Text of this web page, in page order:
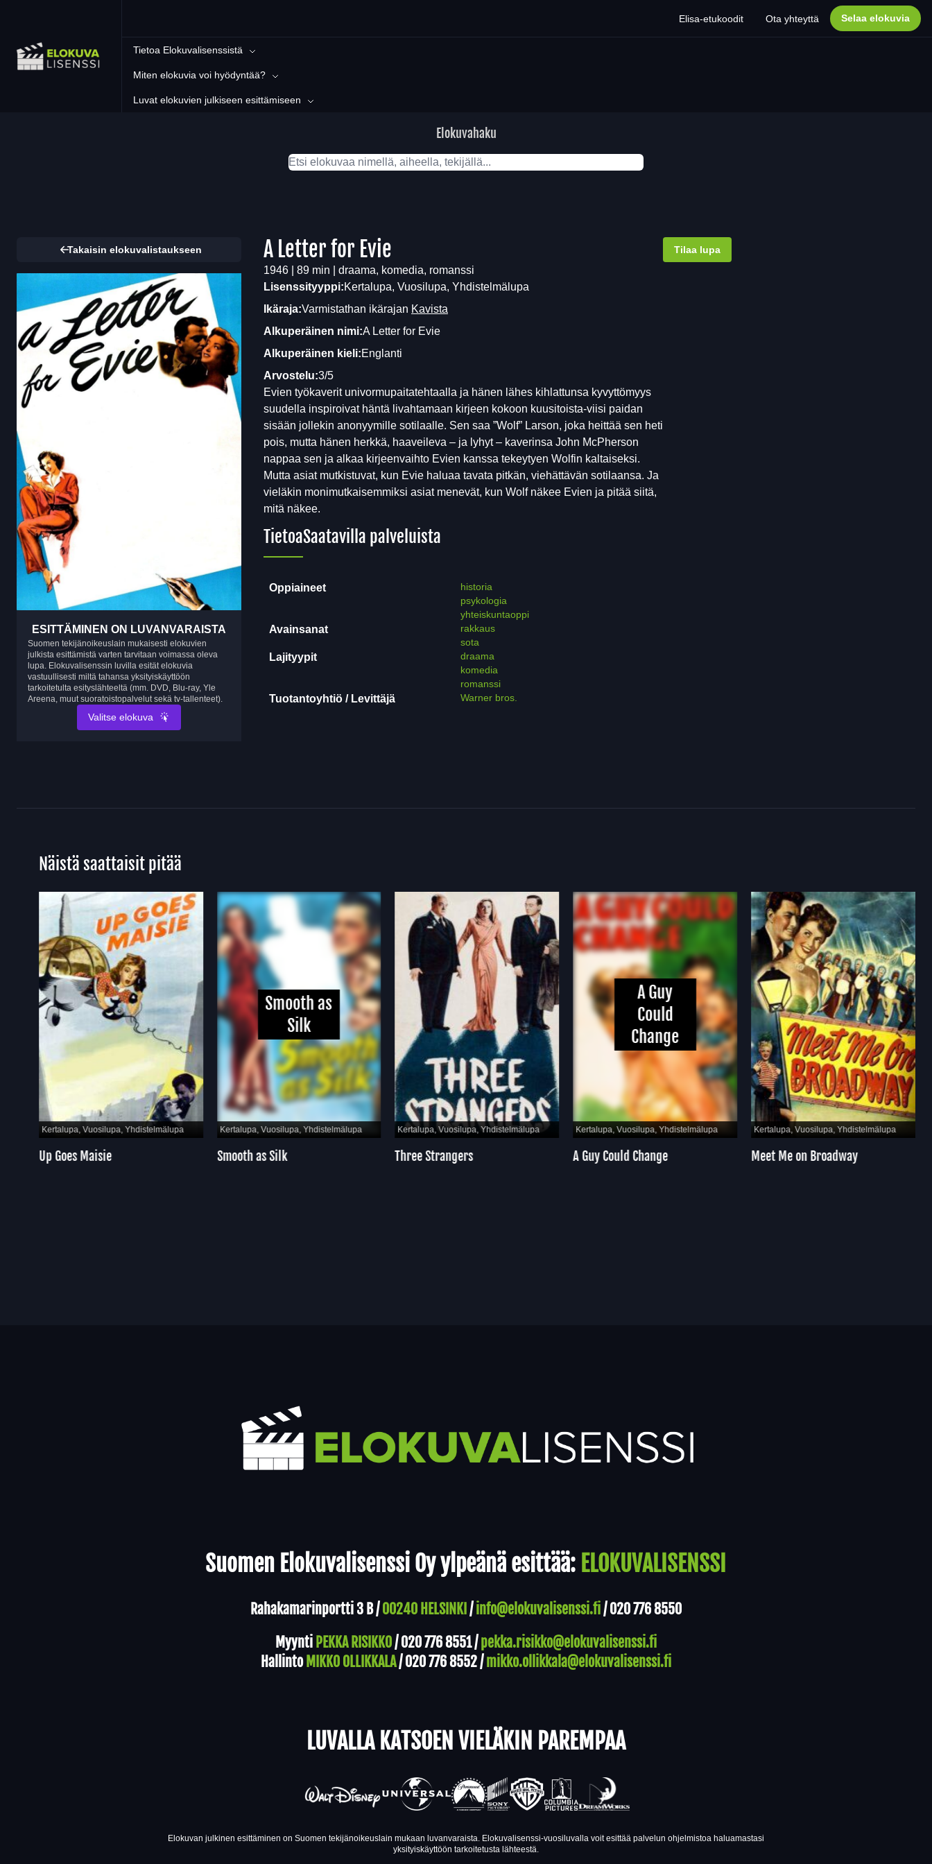
Elisa-etukoodit Ota yhteyttä Selaa elokuvia
Tietoa Elokuvalisenssistä
Miten elokuvia voi hyödyntää?
Luvat elokuvien julkiseen esittämiseen
Elokuvahaku
Takaisin elokuvalistaukseen
ESITTÄMINEN ON LUVANVARAISTA
Suomen tekijänoikeuslain mukaisesti elokuvien
julkista esittämistä varten tarvitaan voimassa oleva
lupa. Elokuvalisenssin luvilla esität elokuvia
vastuullisesti miltä tahansa yksityiskäyttöön
tarkoitetulta esityslähteeltä (mm. DVD, Blu-ray, Yle
Areena, muut suoratoistopalvelut sekä tv-tallenteet).
Valitse elokuva
Tilaa lupa
A Letter for Evie
1946 | 89 min | draama, komedia, romanssi
Lisenssityyppi:Kertalupa, Vuosilupa, Yhdistelmälupa
Ikäraja:Varmistathan ikärajan Kavista
Alkuperäinen nimi:A Letter for Evie
Alkuperäinen kieli:Englanti
Arvostelu:3/5
Evien työkaverit univormupaitatehtaalla ja hänen lähes kihlattunsa kyvyttömyys
suudella inspiroivat häntä livahtamaan kirjeen kokoon kuusitoista-viisi paidan
sisään jollekin anonyymille sotilaalle. Sen saa ”Wolf” Larson, joka heittää sen heti
pois, mutta hänen herkkä, haaveileva – ja lyhyt – kaverinsa John McPherson
nappaa sen ja alkaa kirjeenvaihto Evien kanssa tekeytyen Wolfin kaltaiseksi.
Mutta asiat mutkistuvat, kun Evie haluaa tavata pitkän, viehättävän sotilaansa. Ja
vieläkin monimutkaisemmiksi asiat menevät, kun Wolf näkee Evien ja pitää siitä,
mitä näkee.
TietoaSaatavilla palveluista
Oppiaineet
historia
psykologia
yhteiskuntaoppi
Avainsanat
rakkaus
sota
Lajityypit
draama
komedia
romanssi
Tuotantoyhtiö / Levittäjä Warner bros.
Näistä saattaisit pitää
Kertalupa, Vuosilupa, Yhdistelmälupa
Up Goes Maisie
Smooth as
Silk
Kertalupa, Vuosilupa, Yhdistelmälupa
Smooth as Silk
Kertalupa, Vuosilupa, Yhdistelmälupa
Three Strangers
A Guy
Could
Change
Kertalupa, Vuosilupa, Yhdistelmälupa
A Guy Could Change
Kertalupa, Vuosilupa, Yhdistelmälupa
Meet Me on Broadway
Suomen Elokuvalisenssi Oy ylpeänä esittää: ELOKUVALISENSSI
Rahakamarinportti 3 B /00240 HELSINKI /info@elokuvalisenssi.fi/020 776 8550
Myynti PEKKA RISIKKO/020 776 8551/pekka.risikko@elokuvalisenssi.fi
Hallinto MIKKO OLLIKKALA/020 776 8552/mikko.ollikkala@elokuvalisenssi.fi
LUVALLA KATSOEN VIELÄKIN PAREMPAA
Elokuvan julkinen esittäminen on Suomen tekijänoikeuslain mukaan luvanvaraista. Elokuvalisenssi-vuosiluvalla voit esittää palvelun ohjelmistoa haluamastasi
yksityiskäyttöön tarkoitetusta lähteestä.